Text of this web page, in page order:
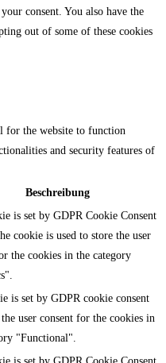
consent. You also have the
out of some of these cookies
for the website to function
and security features of
Beschreibung
is set by GDPR Cookie Consent
cookie is used to store the user
the cookies in the category
is set by GDPR cookie consent
user consent for the cookies in
"Functional".